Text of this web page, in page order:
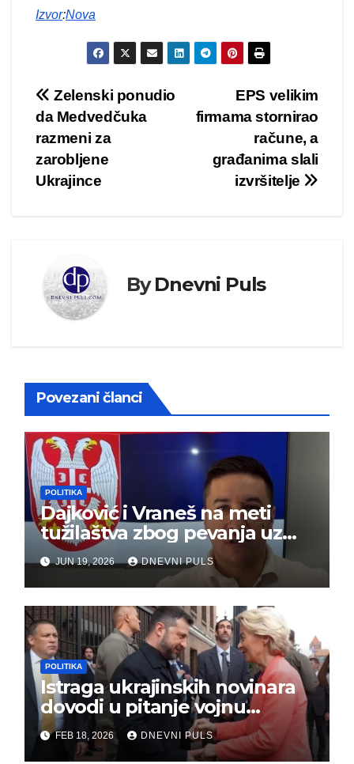
Izvor:Nova
Kretanje
članka
EPS velikim
firmama stornirao
račune, a
građanima slali
izvršitelje
Zelenski ponudio
da Medvedčuka
razmeni za
zarobljene
Ukrajince
ByDnevni Puls
Povezani članci
POLITIKA
Dajković i Vraneš na meti
tužilaštva zbog pevanja uz
gusle
JUN 19, 2026 DNEVNI PULS
POLITIKA
Istraga ukrajinskih novinara
dovodi u pitanje vojnu
pomoć Kijevu – Vojna pomoć
skrenula sa puta!
FEB 18, 2026 DNEVNI PULS